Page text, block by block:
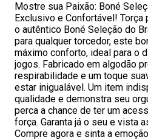
Mostre sua Paixão: Boné
Exclusivo e Confortável!
o autêntico Boné Seleção do
para qualquer torcedor, este
máximo conforto, ideal para o
jogos. Fabricado em algodão
respirabilidade e um toque
estar inigualável. Um item
qualidade e demonstra seu
perca a chance de ter um
força. Garanta já o seu e vista
Compre agora e sinta a